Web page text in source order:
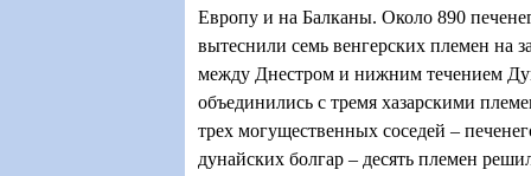
Европу и на Балканы. Около 890
вытеснили семь венгерских племен на
между Днестром и нижним течением
объединились с тремя хазарскими
трех могущественных соседей –
дунайских болгар – десять племен